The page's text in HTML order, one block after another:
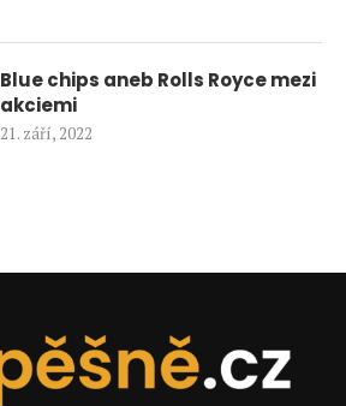
Blue chips aneb Rolls Royce mezi
akciemi
21. září, 2022